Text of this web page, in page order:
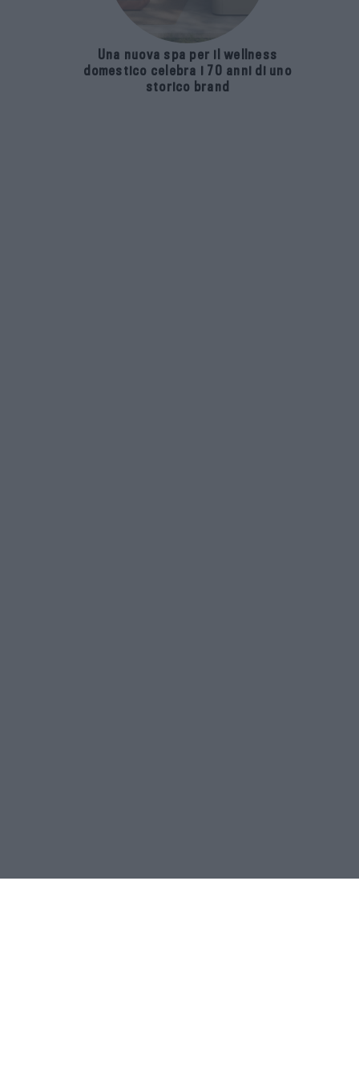
Una nuova spa per il wellness
domestico celebra i 70 anni di uno
storico brand